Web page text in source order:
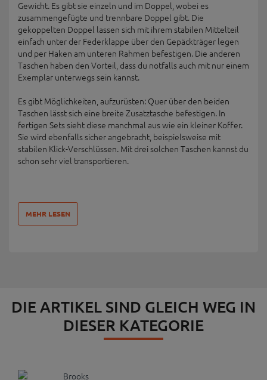
Gewicht. Es gibt sie einzeln und im Doppel, wobei es
zusammengefügte und trennbare Doppel gibt. Die
gekoppelten Doppel lassen sich mit ihrem stabilen Mittelteil
einfach unter der Federklappe über den Gepäckträger legen
und per Haken am unteren Rahmen befestigen. Die anderen
Taschen haben den Vorteil, dass du notfalls auch mit nur einem
Exemplar unterwegs sein kannst.
Es gibt Möglichkeiten, aufzurüsten: Quer über den beiden
Taschen lässt sich eine breite Zusatztasche befestigen. In
fertigen Sets sieht diese manchmal aus wie ein kleiner Koffer.
Sie wird ebenfalls sicher angebracht, beispielsweise mit
stabilen Klick-Verschlüssen. Mit drei solchen Taschen kannst du
schon sehr viel transportieren.
MEHR LESEN
DIE ARTIKEL SIND GLEICH WEG IN
DIESER KATEGORIE